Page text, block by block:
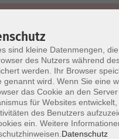
Impressum AGBs
sind kleine Datenmengen,
des Nutzers während
werden. Ihr Browser
genannt wird. Wenn Sie eine
das Cookie an den
für Websites
des Benutzers
ein. Weitere
Datenschutz